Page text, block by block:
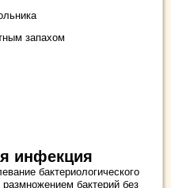
запахом
инфекция
бактериологического
бактерий без